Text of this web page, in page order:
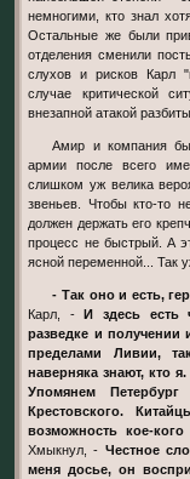
немногими, кто знал
Остальные же были
отделения сменили
слухов и рисков Карл
случае критической
внезапной атакой
Амир и компания были великолепной находкой, ибо ливийцам из
армии после всего
слишком уж велика
звеньев. Чтобы кто-то
должен держать его
процесс не быстрый. А
ясной переменной... Так
- Так оно и есть,
Карл, -И здесь есть
разведке и получении
пределами Ливии,
наверняка знают, кто
Упомянем
Крестовского.
возможность кое-
Хмыкнул, - Честное
меня досье, он